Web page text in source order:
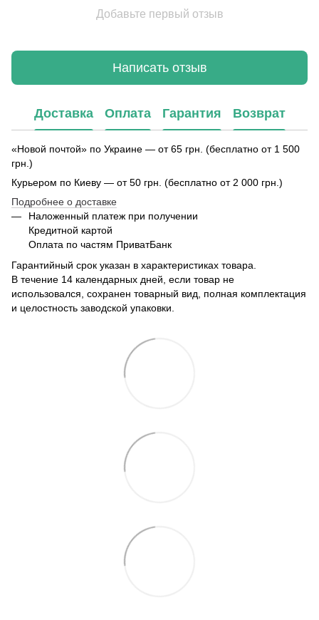
Добавьте первый отзыв
Написать отзыв
Доставка Оплата Гарантия Возврат
«Новой почтой» по Украине — от 65 грн. (бесплатно от 1 500
грн.)
Курьером по Киеву — от 50 грн. (бесплатно от 2 000 грн.)
Подробнее о доставке
Наложенный платеж при получении
Кредитной картой
Оплата по частям ПриватБанк
Гарантийный срок указан в характеристиках товара.
В течение 14 календарных дней, если товар не
использовался, сохранен товарный вид, полная комплектация
и целостность заводской упаковки.